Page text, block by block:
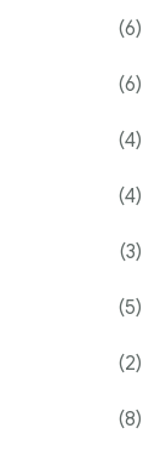
(6)
(6)
(4)
(4)
(3)
(5)
(2)
(8)